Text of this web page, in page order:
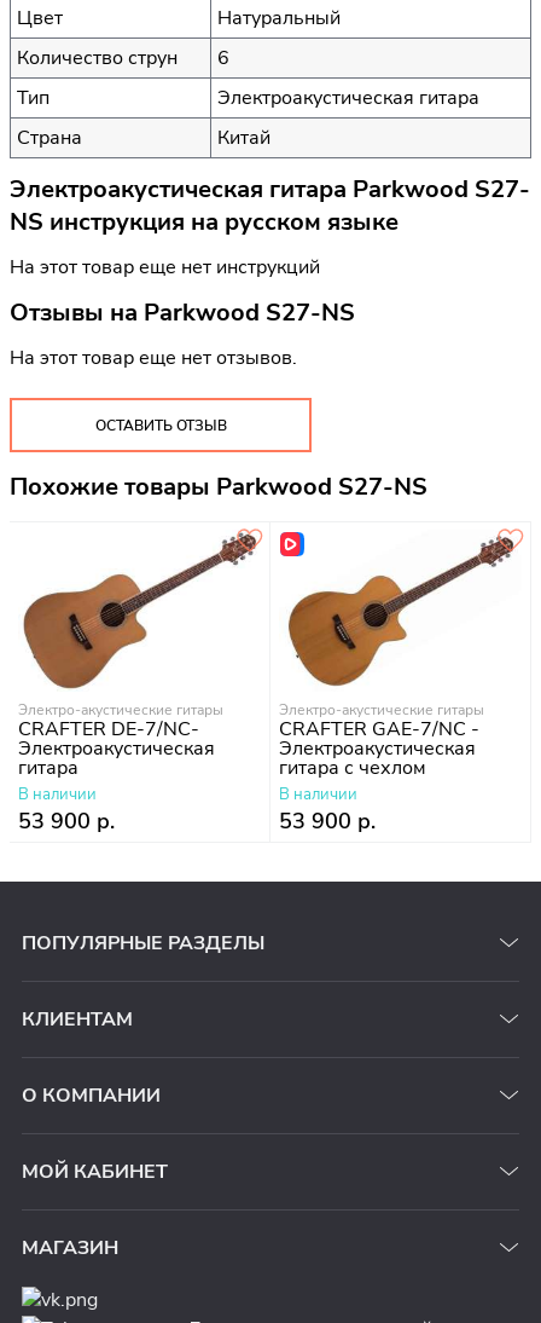
Цвет
Натуральный
Количество струн
6
Тип
Электроакустическая гитара
Страна
Китай
Электроакустическая гитара Parkwood S27-
NS инструкция на русском языке
На этот товар еще нет инструкций
Отзывы на Parkwood S27-NS
На этот товар еще нет отзывов.
ОСТАВИТЬ ОТЗЫВ
Похожие товары Parkwood S27-NS
Электро-акустические гитары
CRAFTER DE-7/NС-
Электроакустическая
гитара
В наличии
53 900 р.
Электро-акустические гитары
CRAFTER GAE-7/NC -
Электроакустическая
гитара с чехлом
В наличии
53 900 р.
ПОПУЛЯРНЫЕ РАЗДЕЛЫ
КЛИЕНТАМ
О КОМПАНИИ
МОЙ КАБИНЕТ
МАГАЗИН